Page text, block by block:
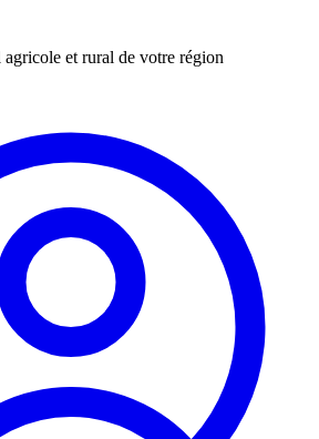
et rural de votre région